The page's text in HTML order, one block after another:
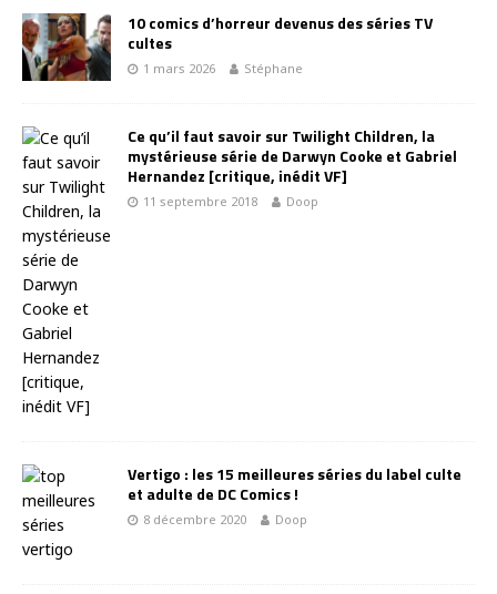
10 comics d’horreur devenus des séries TV
cultes
1 mars 2026 Stéphane
Ce qu’il faut savoir sur Twilight Children, la
mystérieuse série de Darwyn Cooke et Gabriel
Hernandez [critique, inédit VF]
11 septembre 2018 Doop
Vertigo : les 15 meilleures séries du label culte
et adulte de DC Comics !
8 décembre 2020 Doop